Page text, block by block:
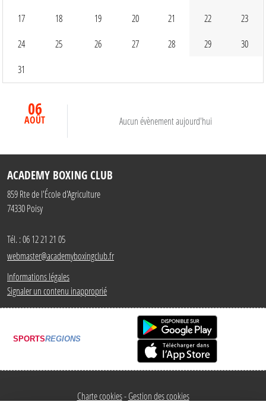
17 18 19 20 21 22 23
24 25 26 27 28 29 30
31
06
AOÛT Aucun évènement aujourd'hui
ACADEMY BOXING CLUB
859 Rte de l'École d'Agriculture
74330Poisy
Tél. :06 12 21 21 05
webmaster@academyboxingclub.fr
Informations légales
Signaler un contenu inapproprié
SPORTSREGIONS
Charte cookies Gestion des cookies